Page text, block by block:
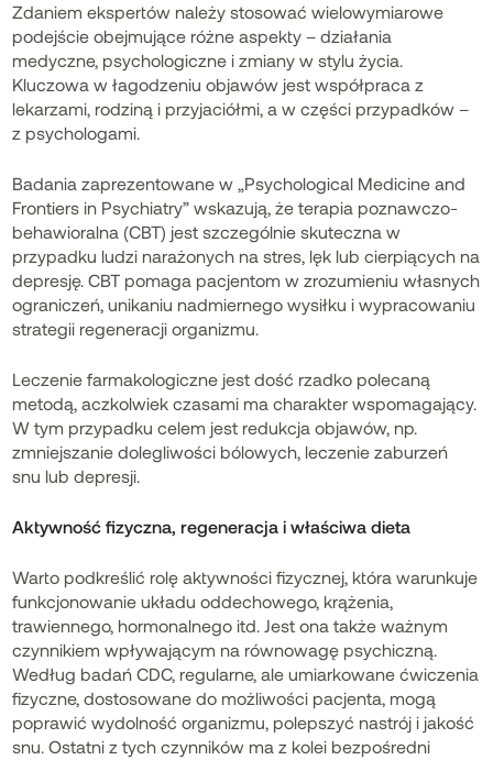
Zdaniem ekspertów należy stosować wielowymiarowe
podejście obejmujące różne aspekty – działania
medyczne, psychologiczne i zmiany w stylu życia.
Kluczowa w łagodzeniu objawów jest współpraca z
lekarzami, rodziną i przyjaciółmi, a w części przypadków –
z psychologami.
Badania zaprezentowane w „Psychological Medicine and
Frontiers in Psychiatry” wskazują, że terapia poznawczo-
behawioralna (CBT) jest szczególnie skuteczna w
przypadku ludzi narażonych na stres, lęk lub cierpiących na
depresję. CBT pomaga pacjentom w zrozumieniu własnych
ograniczeń, unikaniu nadmiernego wysiłku i wypracowaniu
strategii regeneracji organizmu.
Leczenie farmakologiczne jest dość rzadko polecaną
metodą, aczkolwiek czasami ma charakter wspomagający.
W tym przypadku celem jest redukcja objawów, np.
zmniejszanie dolegliwości bólowych, leczenie zaburzeń
snu lub depresji.
Aktywność fizyczna, regeneracja i właściwa dieta
Warto podkreślić rolę aktywności fizycznej, która warunkuje
funkcjonowanie układu oddechowego, krążenia,
trawiennego, hormonalnego itd. Jest ona także ważnym
czynnikiem wpływającym na równowagę psychiczną.
Według badań CDC, regularne, ale umiarkowane ćwiczenia
fizyczne, dostosowane do możliwości pacjenta, mogą
poprawić wydolność organizmu, polepszyć nastrój i jakość
snu. Ostatni z tych czynników ma z kolei bezpośredni